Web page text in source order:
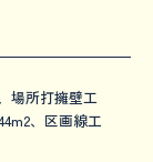
場所打擁壁工
、区画線工